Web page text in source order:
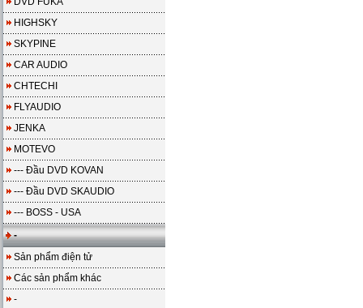
HIGHSKY
SKYPINE
CAR AUDIO
CHTECHI
FLYAUDIO
JENKA
MOTEVO
--- Đầu DVD KOVAN
--- Đầu DVD SKAUDIO
--- BOSS - USA
-
Sản phẩm điện tử
Các sản phẩm khác
-